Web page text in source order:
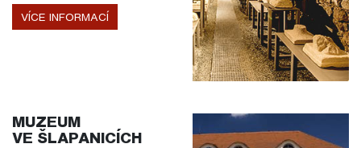
VÍCE INFORMACÍ
MUZEUM
VE ŠLAPANICÍCH